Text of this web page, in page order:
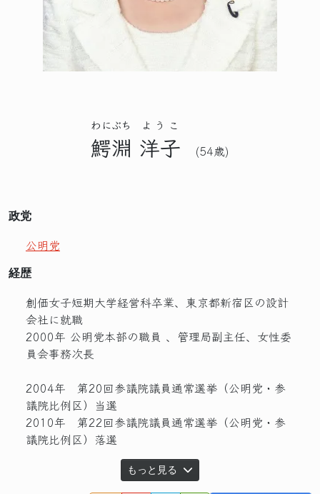
鰐淵
わにぶち
洋子
ようこ
(54歳)
政党
公明党
経歴
創価女子短期大学経営科卒業、東京都新宿区の設計
会社に就職
2000年 公明党本部の職員 、管理局副主任、女性委
員会事務次長
2004年 第20回参議院議員通常選挙（公明党・参
議院比例区）当選
2010年 第22回参議院議員通常選挙（公明党・参
議院比例区）落選
もっと見る